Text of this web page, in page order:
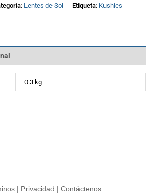
Lentes de Sol Etiqueta: Kushies
0.3 kg
| Privacidad | Contáctenos